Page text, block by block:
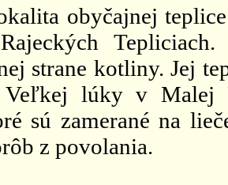
obyčajnej
strane kotliny. Jej
Veľkej lúky v Malej
sú zamerané na
z povolania.